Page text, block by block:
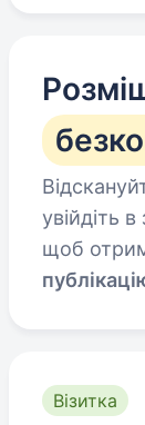
увійдіть
щоб
Візитка